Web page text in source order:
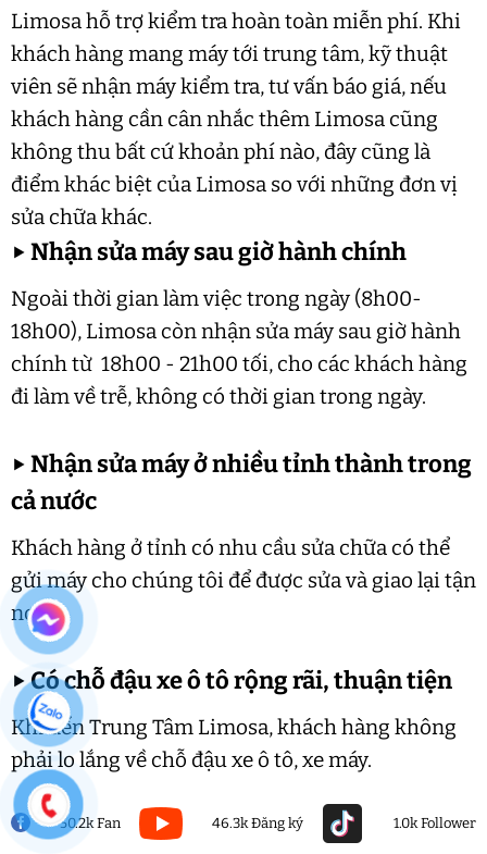
Limosa hỗ trợ kiểm tra hoàn toàn miễn phí. Khi
khách hàng mang máy tới trung tâm, kỹ thuật
viên sẽ nhận máy kiểm tra, tư vấn báo giá, nếu
khách hàng cần cân nhắc thêm Limosa cũng
không thu bất cứ khoản phí nào, đây cũng là
điểm khác biệt của Limosa so với những đơn vị
sửa chữa khác.
▶Nhận sửa máy sau giờ hành chính
Ngoài thời gian làm việc trong ngày (8h00-
18h00), Limosa còn nhận sửa máy sau giờ hành
chính từ 18h00 - 21h00 tối, cho các khách hàng
đi làm về trễ, không có thời gian trong ngày.
▶Nhận sửa máy ở nhiều tỉnh thành trong
cả nước
Khách hàng ở tỉnh có nhu cầu sửa chữa có thể
gửi máy cho chúng tôi để được sửa và giao lại tận
nơi.
▶Có chỗ đậu xe ô tô rộng rãi, thuận tiện
Khi đến Trung Tâm Limosa, khách hàng không
phải lo lắng về chỗ đậu xe ô tô, xe máy.
50.2k Fan 46.3k Đăng ký 1.0k Follower